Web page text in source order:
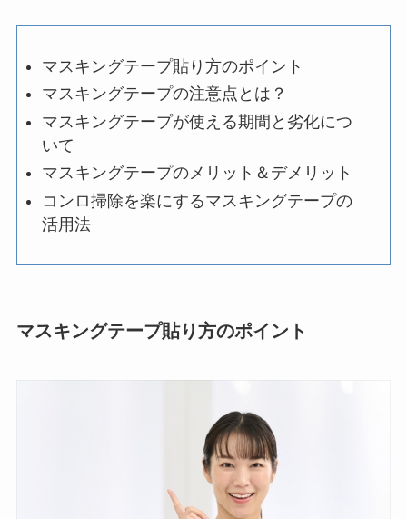
マスキングテープ貼り方のポイント
マスキングテープの注意点とは？
マスキングテープが使える期間と劣化につ
いて
マスキングテープのメリット＆デメリット
コンロ掃除を楽にするマスキングテープの
活用法
マスキングテープ貼り方のポイント